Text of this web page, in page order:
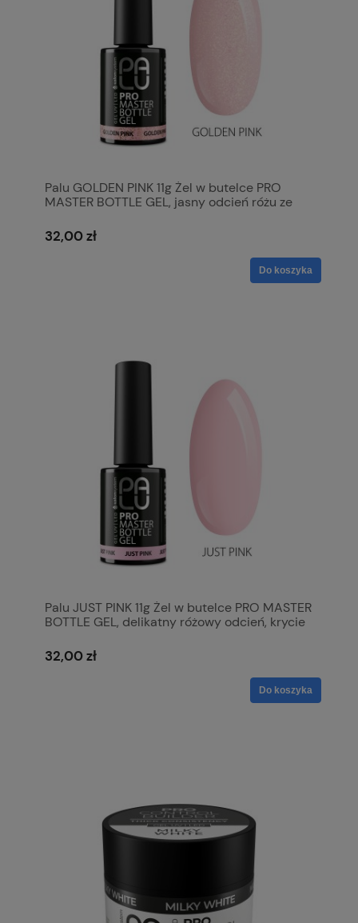
Palu GOLDEN PINK 11g Żel w butelce PRO
MASTER BOTTLE GEL, jasny odcień różu ze
32,00 zł
Do koszyka
Palu JUST PINK 11g Żel w butelce PRO MASTER
BOTTLE GEL, delikatny różowy odcień, krycie
32,00 zł
Do koszyka